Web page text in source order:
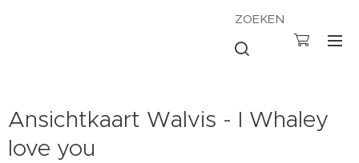
ZOEKEN
Ansichtkaart Walvis - I Whaley
love you